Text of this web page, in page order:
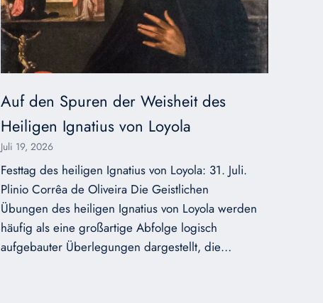
Auf den Spuren der Weisheit des
Heiligen Ignatius von Loyola
Juli 19, 2026
Festtag des heiligen Ignatius von Loyola: 31. Juli.
Plinio Corrêa de Oliveira Die Geistlichen
Übungen des heiligen Ignatius von Loyola werden
häufig als eine großartige Abfolge logisch
aufgebauter Überlegungen dargestellt, die…